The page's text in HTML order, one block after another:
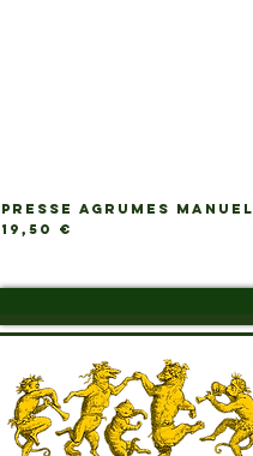
PRESSE AGRUMES MANUEL
Prix
19,50 €